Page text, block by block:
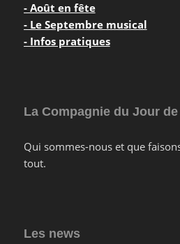
- Août en fête
- Le Septembre musical
- Infos pratiques
La Compagnie du Jour
Qui sommes-nous et que
tout.
Les news